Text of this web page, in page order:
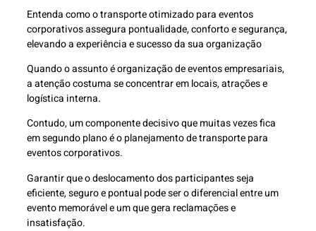
Entenda como o transporte otimizado para eventos
corporativos assegura pontualidade, conforto e segurança,
elevando a experiência e sucesso da sua organização
Quando o assunto é organização de eventos empresariais,
a atenção costuma se concentrar em locais, atrações e
logística interna.
Contudo, um componente decisivo que muitas vezes fica
em segundo plano é o planejamento de transporte para
eventos corporativos.
Garantir que o deslocamento dos participantes seja
eficiente, seguro e pontual pode ser o diferencial entre um
evento memorável e um que gera reclamações e
insatisfação.